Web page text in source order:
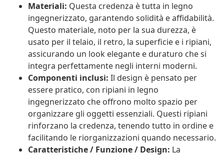
Materiali: Questa credenza è tutta in legno
ingegnerizzato, garantendo solidità e affidabilità.
Questo materiale, noto per la sua durezza, è
usato per il telaio, il retro, la superficie e i ripiani,
assicurando un look elegante e duraturo che si
integra perfettamente negli interni moderni.
Componenti inclusi: Il design è pensato per
essere pratico, con ripiani in legno
ingegnerizzato che offrono molto spazio per
organizzare gli oggetti essenziali. Questi ripiani
rinforzano la credenza, tenendo tutto in ordine e
facilitando le riorganizzazioni quando necessario.
Caratteristiche / Funzione / Design: La